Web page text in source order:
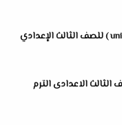
إمتحان لغة انجليزية الوحدة السابعة ( unit 7 ) للصف الثالث الإعدادي
الثالث الاعدادى الترم